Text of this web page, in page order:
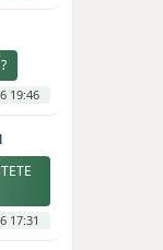
19:46
17:31